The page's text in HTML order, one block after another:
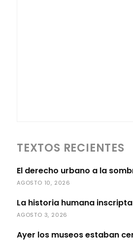
TEXTOS RECIENTES
El derecho urbano a la
AGOSTO 10, 2026
La historia humana
AGOSTO 3, 2026
Ayer los museos estaban